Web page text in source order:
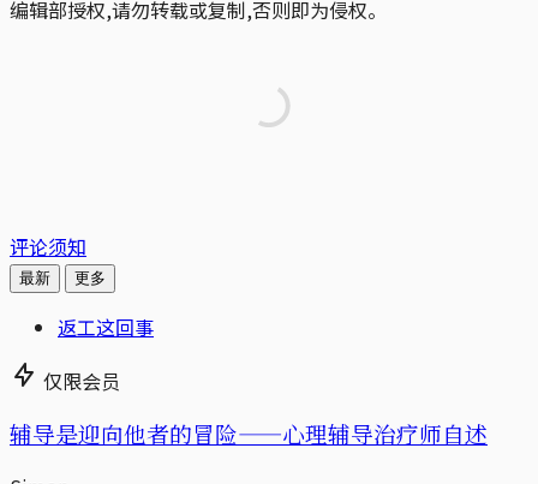
编辑部授权,请勿转载或复制,否则即为侵权。
评论须知
最新 更多
返工这回事
仅限会员
辅导是迎向他者的冒险——心理辅导治疗师自述